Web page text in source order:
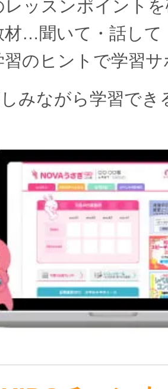
レッスンポイント
材…聞いて・話して
習のヒントで学習
みながら学習でき